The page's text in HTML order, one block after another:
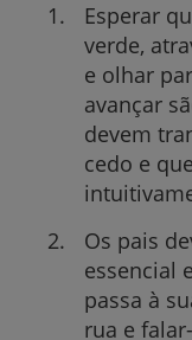
Esperar
verde,
e olhar
avançar
devem
cedo e
Os pais
essencial
passa à
rua e